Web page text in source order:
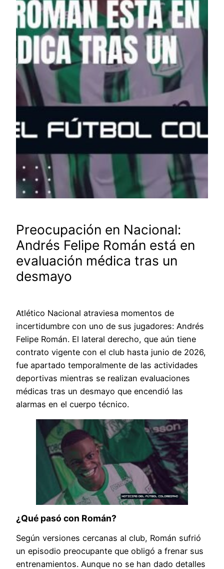
Preocupación en Nacional:
Andrés Felipe Román está en
evaluación médica tras un
desmayo
Atlético Nacional atraviesa momentos de
incertidumbre con uno de sus jugadores: Andrés
Felipe Román. El lateral derecho, que aún tiene
contrato vigente con el club hasta junio de 2026,
fue apartado temporalmente de las actividades
deportivas mientras se realizan evaluaciones
médicas tras un desmayo que encendió las
alarmas en el cuerpo técnico.
¿Qué pasó con Román?
Según versiones cercanas al club, Román sufrió
un episodio preocupante que obligó a frenar sus
entrenamientos. Aunque no se han dado detalles